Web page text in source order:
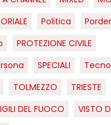
Politica
PROTEZIONE CIVILE
SPECIALI
TOLMEZZO TRIESTE
DEL FUOCO
VISTO